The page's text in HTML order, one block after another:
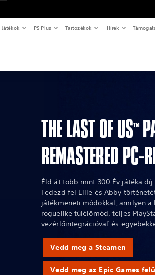
Játékok PS Plus Tartozékok Hírek
THE LAST OF US™
REMASTERED PC-
Éld át több mint 300 Év játéka díj
Fedezd fel Ellie és Abby
játékmeneti módokkal, amilyen a
roguelike túlélőmód, teljes
vezérlőintegrációval és
Vedd meg a Steamen
Vedd meg az Epic Games